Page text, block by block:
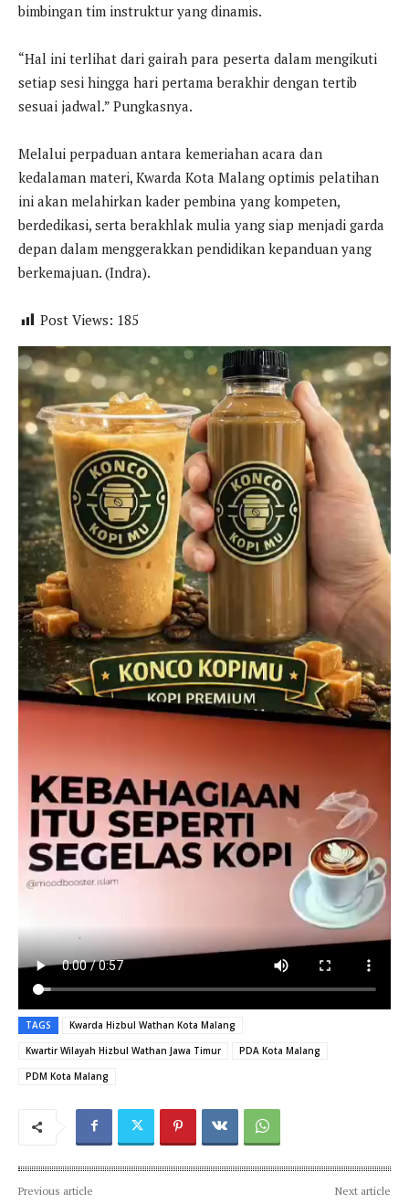
bimbingan tim instruktur yang dinamis.
“Hal ini terlihat dari gairah para peserta dalam mengikuti
setiap sesi hingga hari pertama berakhir dengan tertib
sesuai jadwal.” Pungkasnya.
Melalui perpaduan antara kemeriahan acara dan
kedalaman materi, Kwarda Kota Malang optimis pelatihan
ini akan melahirkan kader pembina yang kompeten,
berdedikasi, serta berakhlak mulia yang siap menjadi garda
depan dalam menggerakkan pendidikan kepanduan yang
berkemajuan. (Indra).
Post Views: 185
TAGS
Kwarda Hizbul Wathan Kota Malang
Kwartir Wilayah Hizbul Wathan Jawa Timur
PDA Kota Malang
PDM Kota Malang
Previous article Next article